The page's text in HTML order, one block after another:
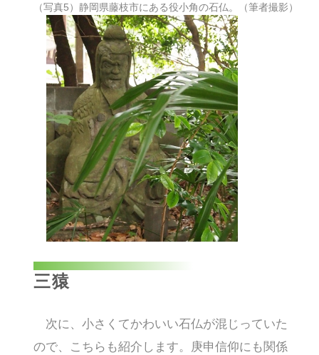
（写真5）静岡県藤枝市にある役小角の石仏。（筆者撮影）
三猿
次に、小さくてかわいい石仏が混じっていた
ので、こちらも紹介します。庚申信仰にも関係